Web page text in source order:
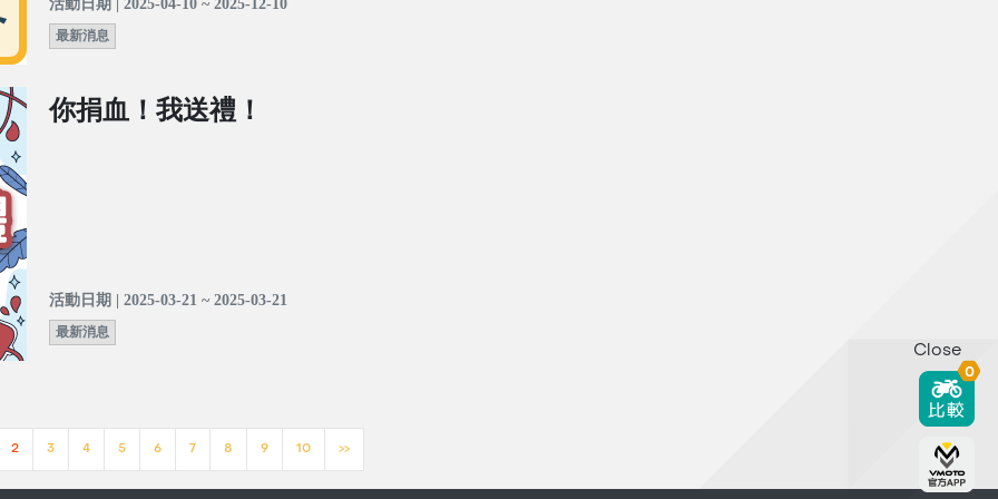
活動日期 | 2025-04-10 ~ 2025-12-10
最新消息
你捐血！我送禮！
活動日期 | 2025-03-21 ~ 2025-03-21
最新消息
2 3 4 5 6 7 8 9 10 >>
Close
0